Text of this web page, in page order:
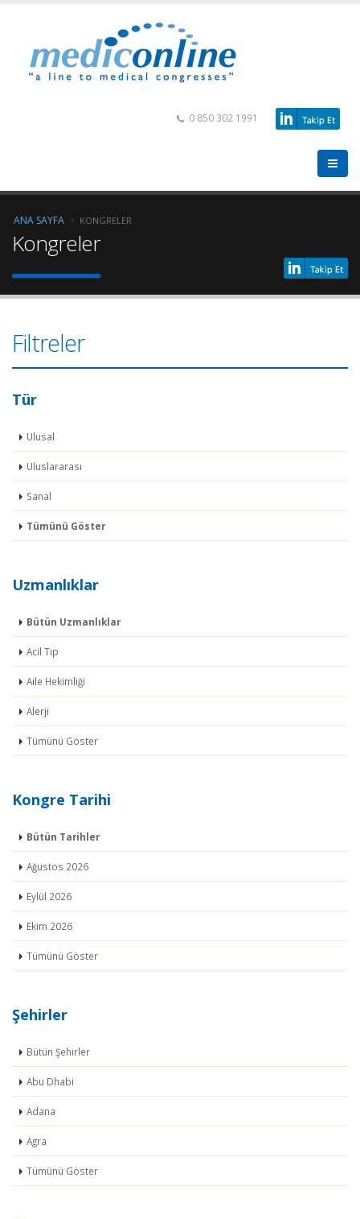
0 850 302 1991
ANA SAYFA KONGRELER
Kongreler
Filtreler
Tür
Ulusal
Uluslararası
Sanal
Tümünü Göster
Uzmanlıklar
Bütün Uzmanlıklar
Acil Tıp
Aile Hekimliği
Alerji
Tümünü Göster
Kongre Tarihi
Bütün Tarihler
Ağustos 2026
Eylül 2026
Ekim 2026
Tümünü Göster
Şehirler
Bütün Şehirler
Abu Dhabi
Adana
Agra
Tümünü Göster